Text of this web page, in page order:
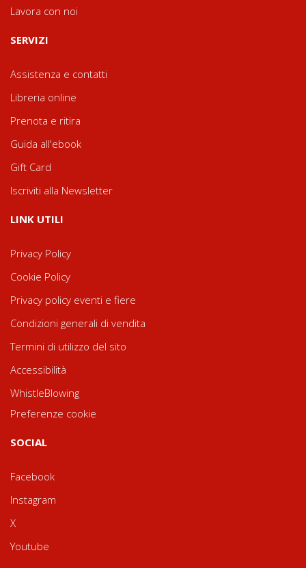
Lavora con noi
SERVIZI
Assistenza e contatti
Libreria online
Prenota e ritira
Guida all'ebook
Gift Card
Iscriviti alla Newsletter
LINK UTILI
Privacy Policy
Cookie Policy
Privacy policy eventi e fiere
Condizioni generali di vendita
Termini di utilizzo del sito
Accessibilità
WhistleBlowing
Preferenze cookie
SOCIAL
Facebook
Instagram
X
Youtube